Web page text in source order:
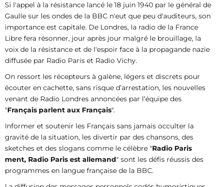
Si l'appel à la résistance lancé le 18 juin 1940 par le général de
Gaulle sur les ondes de la BBC n'eut que peu d'auditeurs, son
importance est capitale. De Londres, la radio de la France
Libre fera résonner, jour après jour malgré le brouillage, la
voix de la résistance et de l'espoir face à la propagande nazie
diffusée par Radio Paris et Radio Vichy.
On ressort les récepteurs à galène, légers et discrets pour
écouter en cachette, sans risque d’arrestation, les nouvelles
venant de Radio Londres annoncées par l’équipe des
"Français parlent aux Français".
Informer et soutenir les Français sans jamais occulter la
gravité de la situation, les divertir par des chansons, des
sketches et des slogans comme le célèbre "Radio Paris
ment, Radio Paris est allemand" sont les défis réussis des
programmes en langue française de la BBC.